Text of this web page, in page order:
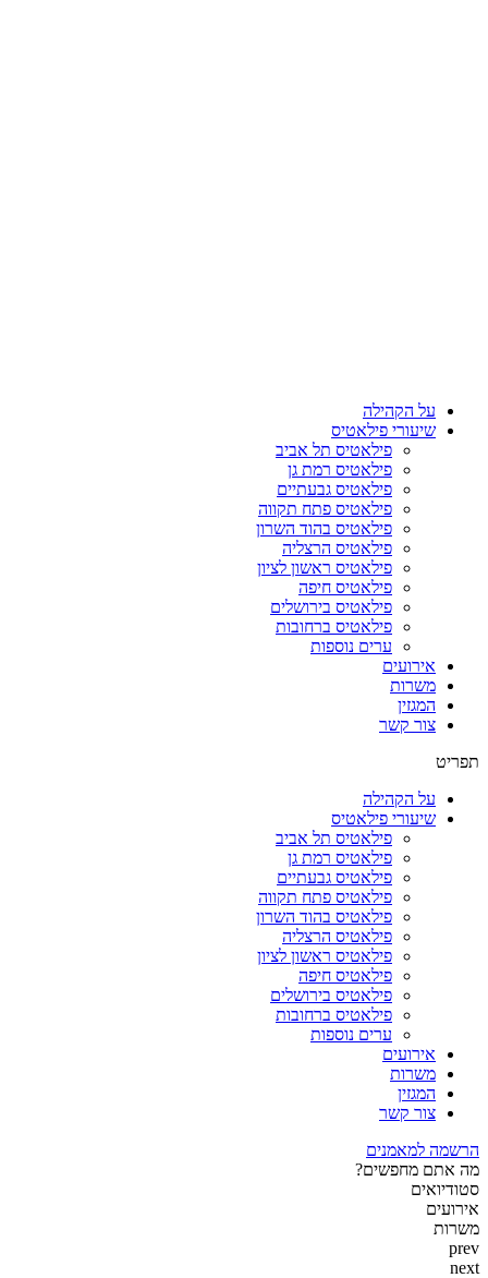
על הקהילה
שיעורי פילאטיס
פילאטיס תל אביב
פילאטיס רמת גן
פילאטיס גבעתיים
פילאטיס פתח תקווה
פילאטיס בהוד השרון
פילאטיס הרצליה
פילאטיס ראשון לציון
פילאטיס חיפה
פילאטיס בירושלים
פילאטיס ברחובות
ערים נוספות
אירועים
משרות
המגזין
צור קשר
תפריט
על הקהילה
שיעורי פילאטיס
פילאטיס תל אביב
פילאטיס רמת גן
פילאטיס גבעתיים
פילאטיס פתח תקווה
פילאטיס בהוד השרון
פילאטיס הרצליה
פילאטיס ראשון לציון
פילאטיס חיפה
פילאטיס בירושלים
פילאטיס ברחובות
ערים נוספות
אירועים
משרות
המגזין
צור קשר
הרשמה למאמנים
מה אתם מחפשים?
סטודיואים
אירועים
משרות
prev
next